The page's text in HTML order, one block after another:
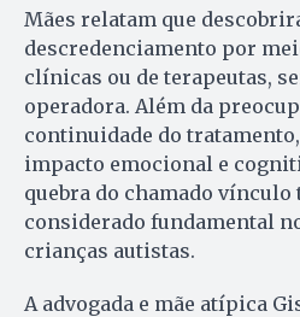
Mães relatam que
descredenciamento por
clínicas ou de terapeutas,
operadora. Além da
continuidade do
impacto emocional e
quebra do chamado vínculo
considerado fundamental
crianças autistas.
A advogada e mãe atípica